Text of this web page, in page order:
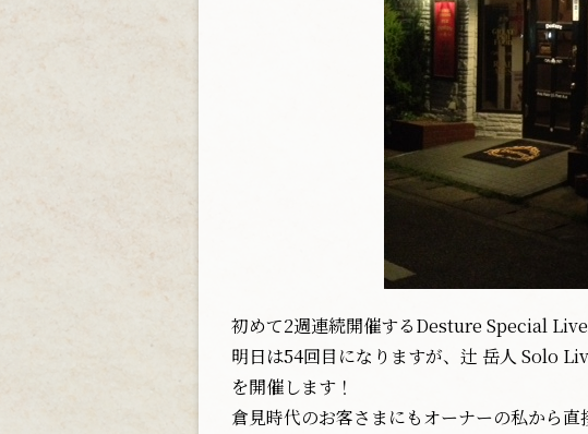
初めて2週連続開催するDesture Special Live
明日は54回目になりますが、辻 岳人 Solo
を開催します！
倉見時代のお客さまにもオーナーの私から